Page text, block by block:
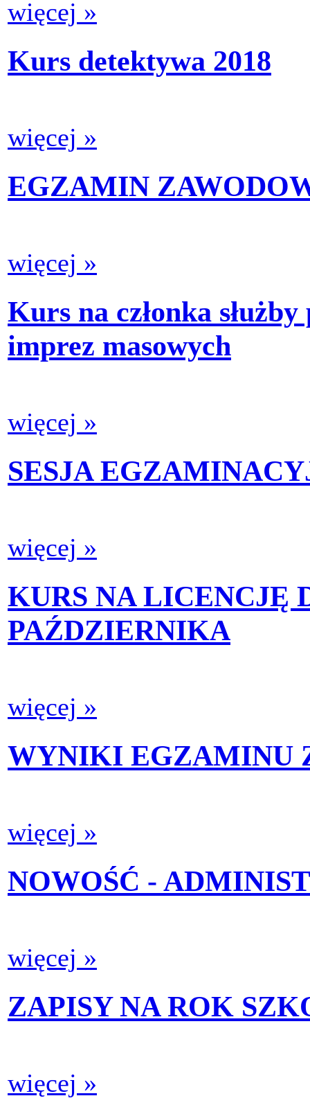
więcej »
Kurs detektywa 2018
więcej »
EGZAMIN
więcej »
Kurs na członka
imprez masowych
więcej »
SESJA
więcej »
KURS NA LICENCJĘ
PAŹDZIERNIKA
więcej »
WYNIKI EGZAMINU
więcej »
NOWOŚĆ -
więcej »
ZAPISY NA ROK
więcej »